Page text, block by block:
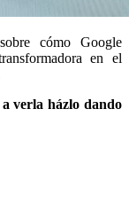
cómo Google
en el
verla házlo dando